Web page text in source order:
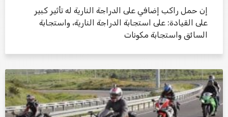
إن حمل راكب إضافي على الدراجة النارية له تأثير كبير
على القيادة: على استجابة الدراجة النارية، واستجابة
السائق واستجابة مكونات